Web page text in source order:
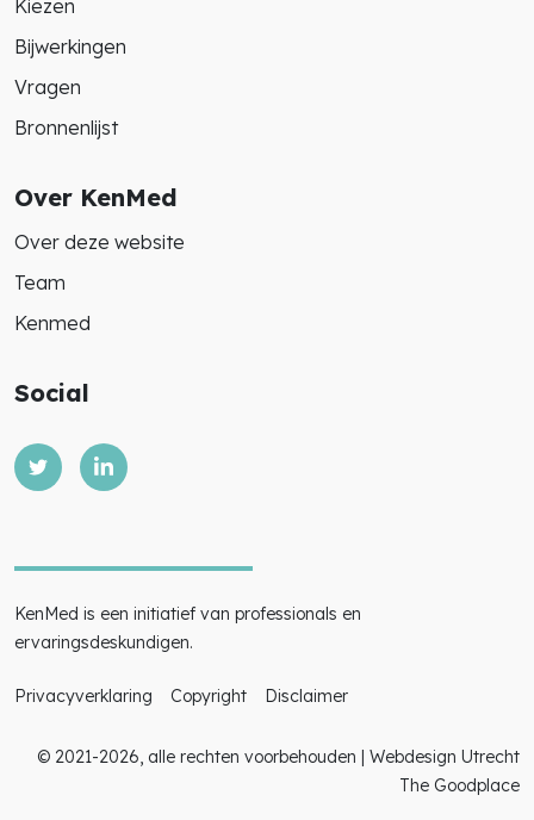
Kiezen
Bijwerkingen
Vragen
Bronnenlijst
Over KenMed
Over deze website
Team
Kenmed
Social
KenMed is een initiatief van professionals en
ervaringsdeskundigen.
Privacyverklaring Copyright Disclaimer
© 2021-2026, alle rechten voorbehouden | Webdesign Utrecht
The Goodplace